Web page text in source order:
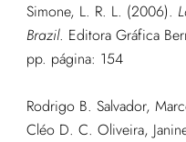
Simone, L. R. L. (2006).
Brazil. Editora Gráfica
pp. página: 154
Rodrigo B. Salvador,
Cléo D. C. Oliveira,